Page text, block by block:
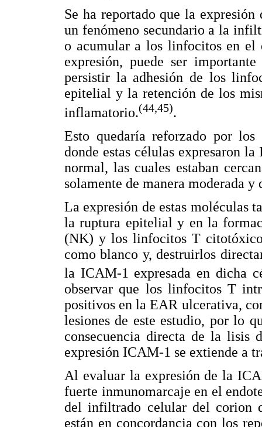
Se ha reportado que la
un fenómeno secundario a la
o acumular a los linfocitos en el
expresión, puede ser
persistir la adhesión de los
epitelial y la retención de los
inflamatorio.(44,45).
Esto quedaría reforzado por
donde estas células expresaron
normal, las cuales estaban
solamente de manera moderada
La expresión de estas moléculas
la ruptura epitelial y en la
(NK) y los linfocitos T
como blanco y, destruirlos
la ICAM-1 expresada en dicha
observar que los linfocitos T
positivos en la EAR ulcerativa,
lesiones de este estudio, por lo
consecuencia directa de la lisis
expresión ICAM-1 se extiende a
Al evaluar la expresión de la
fuerte inmunomarcaje en el
del infiltrado celular del corion
están en concordancia con los